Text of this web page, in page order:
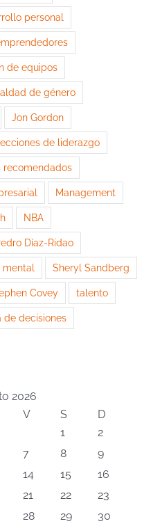
personal
de equipos
de género
Jon Gordon
de liderazgo
recomendados
Management
NBA
Díaz-Ridao
mental Sheryl Sandberg
Covey talento
de decisiones
2026
V S
D
1
2
7 8
9
14 15
16
21 22
23
28 29 30